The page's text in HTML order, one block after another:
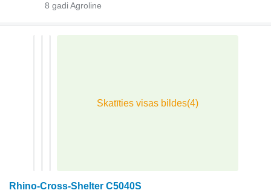
8 gadi Agroline
Rhino-Cross-Shelter C5040S